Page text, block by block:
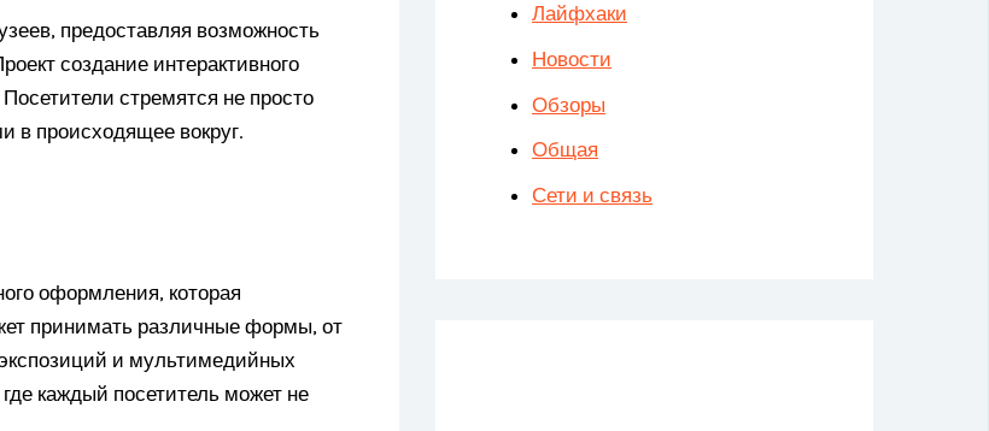
предоставляя возможность
создание интерактивного
стремятся не просто
в происходящее вокруг.
оформления, которая
принимать различные формы, от
и мультимедийных
каждый посетитель может не
Лайфхаки
Новости
Обзоры
Общая
Сети и связь